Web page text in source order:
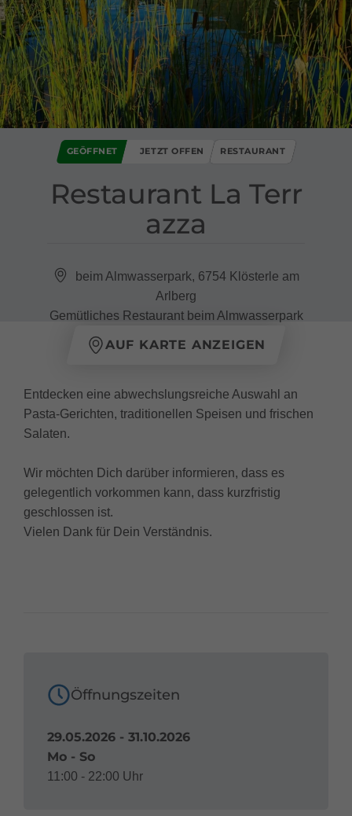
Restaurant La Terr
azza
GEÖFFNET JETZT OFFEN RESTAURANT
beim Almwasserpark, 6754 Klösterle am
Arlberg
Gemütliches Restaurant beim Almwasserpark
AUF KARTE ANZEIGEN
Entdecken eine abwechslungsreiche Auswahl an
Pasta-Gerichten, traditionellen Speisen und frischen
Salaten.
Wir möchten Dich darüber informieren, dass es
gelegentlich vorkommen kann, dass kurzfristig
geschlossen ist.
Vielen Dank für Dein Verständnis.
Öffnungszeiten
29.05.2026 - 31.10.2026
Mo - So
11:00 - 22:00 Uhr